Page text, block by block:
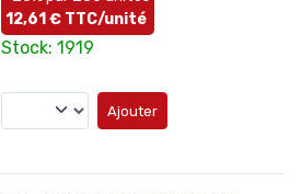
12,61 € TTC/unité
Stock: 1919
Ajouter